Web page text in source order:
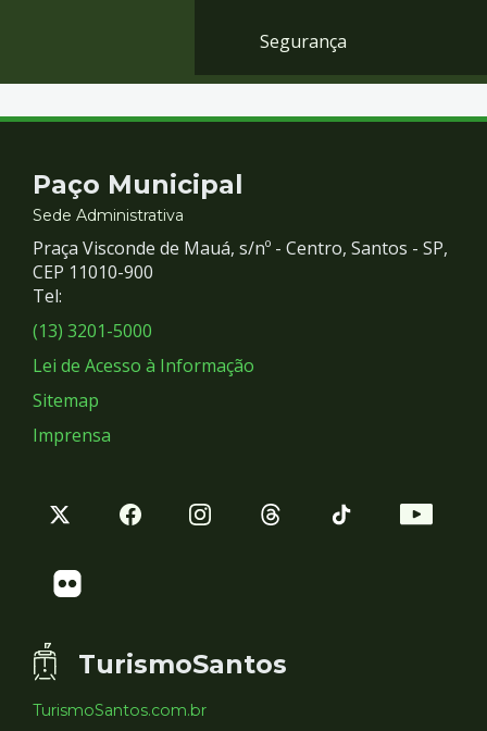
Segurança
Contato
e
Redes
Sociais
Paço Municipal
Sede Administrativa
Praça Visconde de Mauá, s/nº - Centro, Santos - SP,
CEP 11010-900
Tel:
(13) 3201-5000
Lei de Acesso à Informação
Sitemap
Imprensa
TurismoSantos
TurismoSantos.com.br